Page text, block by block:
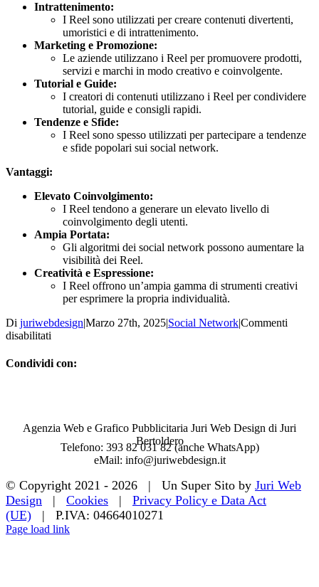
Intrattenimento:
I Reel sono utilizzati per creare contenuti divertenti,
umoristici e di intrattenimento.
Marketing e Promozione:
Le aziende utilizzano i Reel per promuovere prodotti,
servizi e marchi in modo creativo e coinvolgente.
Tutorial e Guide:
I creatori di contenuti utilizzano i Reel per condividere
tutorial, guide e consigli rapidi.
Tendenze e Sfide:
I Reel sono spesso utilizzati per partecipare a tendenze
e sfide popolari sui social network.
Vantaggi:
Elevato Coinvolgimento:
I Reel tendono a generare un elevato livello di
coinvolgimento degli utenti.
Ampia Portata:
Gli algoritmi dei social network possono aumentare la
visibilità dei Reel.
Creatività e Espressione:
I Reel offrono un’ampia gamma di strumenti creativi
per esprimere la propria individualità.
Di juriwebdesign|Marzo 27th, 2025|Social Network|Commenti
disabilitati
Condividi con:
Agenzia Web e Grafico Pubblicitaria Juri Web Design di Juri
Bertoldero
Telefono: 393 82 031 82 (anche WhatsApp)
eMail: info@juriwebdesign.it
© Copyright 2021 - 2026 | Un Super Sito by Juri Web
Design | Cookies | Privacy Policy e Data Act
(UE) | P.IVA: 04664010271
Page load link